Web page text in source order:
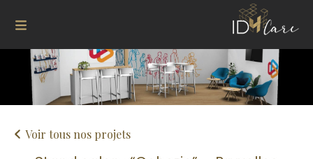
Voir tous nos projets